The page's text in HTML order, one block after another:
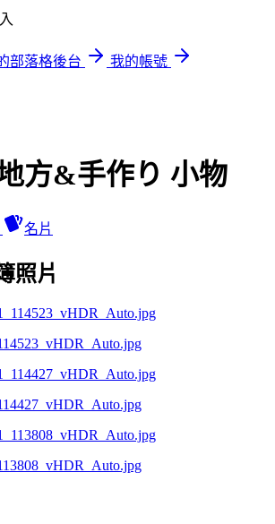
部落格後台
我的帳號
方&手作り 小物
名片
照片